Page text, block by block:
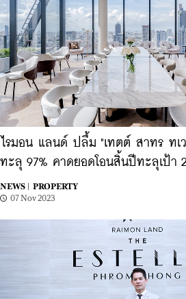
ไรมอน แลนด์ ปลื้ม "เทตต์ สาทร ทเ
ทะลุ 97% คาดยอดโอนสิ้นปีทะลุเป้า
NEWS |
PROPERTY
07 Nov 2023